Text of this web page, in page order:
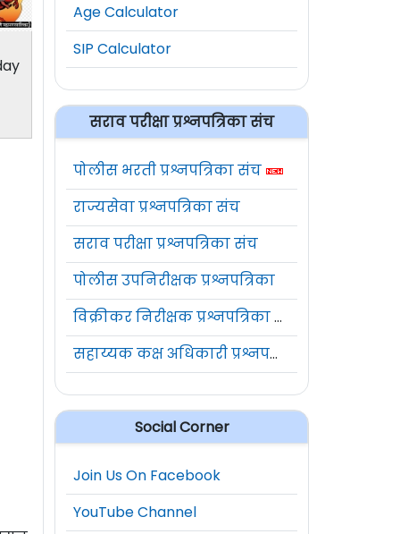
Age Calculator
SIP Calculator
सराव परीक्षा प्रश्नपत्रिका संच
पोलीस भरती प्रश्नपत्रिका संच
राज्यसेवा प्रश्नपत्रिका संच
सराव परीक्षा प्रश्नपत्रिका संच
पोलीस उपनिरीक्षक प्रश्नपत्रिका
विक्रीकर निरीक्षक प्रश्नपत्रिका संच
सहाय्यक कक्ष अधिकारी प्रश्नपत्रिका संच
Social Corner
Join Us On Facebook
YouTube Channel